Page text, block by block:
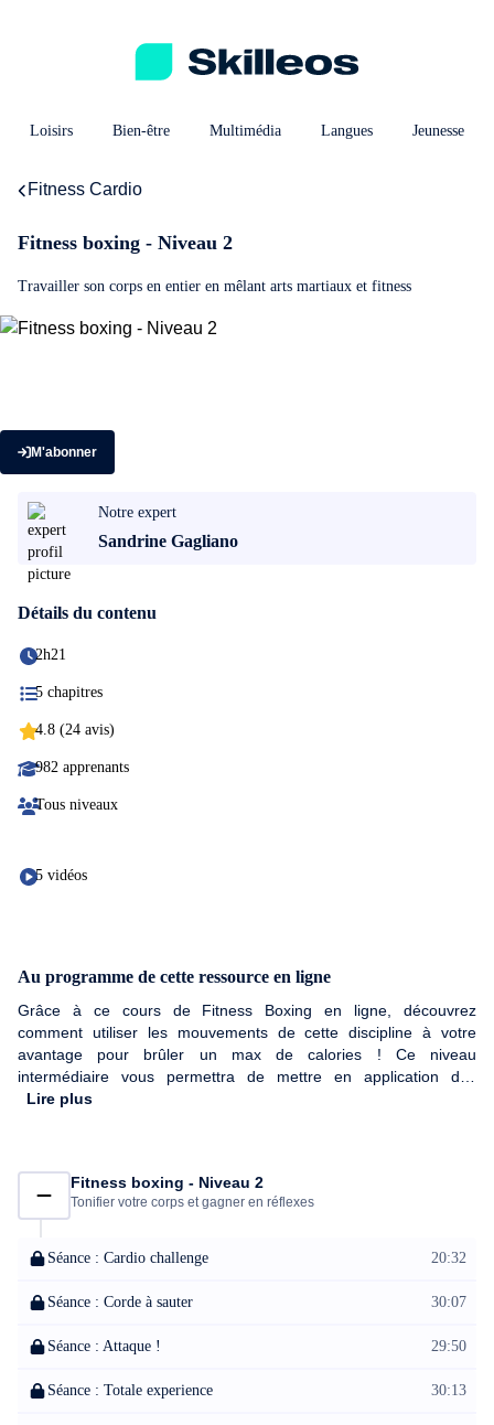
Loisirs Bien-être Multimédia Langues Jeunesse
Fitness Cardio
Fitness boxing - Niveau 2
Travailler son corps en entier en mêlant arts martiaux et fitness
M'abonner
Notre expert
Sandrine Gagliano
Détails du contenu
2h21
5 chapitres
4.8 (24 avis)
982 apprenants
Tous niveaux
5 vidéos
Au programme de cette ressource en ligne
Grâce à ce cours de Fitness Boxing en ligne, découvrez
comment utiliser les mouvements de cette discipline à votre
avantage pour brûler un max de calories ! Ce niveau
intermédiaire vous permettra de mettre en application des
enchaînements appris en Niveau 1, pour intensifier les résultats
ce cours de Fitness Boxing intermédiaire ! Nous vous conseillons
de vous équiper d'une tenue adaptée, d'une serviette ainsi que
Lire plus
Fitness boxing - Niveau 2
Tonifier votre corps et gagner en réflexes
Séance : Cardio challenge 20:32
Séance : Corde à sauter 30:07
Séance : Attaque ! 29:50
Séance : Totale experience 30:13